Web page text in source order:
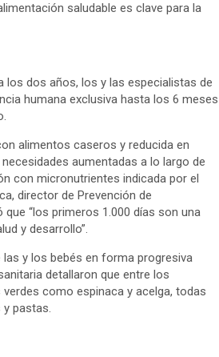
saludable es clave para la
los dos años, los y las especialistas de
humana exclusiva hasta los 6 meses
alimentos caseros y reducida en
aumentadas a lo largo de
con micronutrientes indicada por el
director de Prevención de
“los primeros 1.000 días son una
y desarrollo”.
y los bebés en forma progresiva
detallaron que entre los
como espinaca y acelga, todas
pastas.